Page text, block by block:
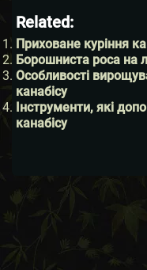
Related:
Приховане куріння
Борошниста роса на
Особливості
канабісу
Інструменти, які
канабісу